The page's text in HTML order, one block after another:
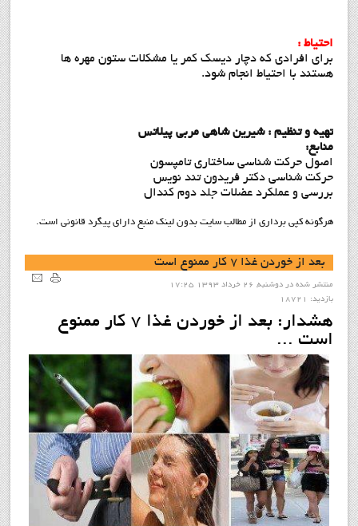
احتیاط :
برای افرادی که دچار دیسک کمر یا مشکلات ستون مهره ها
هستند با احتیاط انجام شود.
تهیه و تنظیم : شیرین شاهی مربي پيلاتس
منابع:
اصول حرکت شناسی ساختاری تامپسون
حرکت شناسی دکتر فریدون تند نویس
بررسی و عملکرد عضلات جلد دوم کندال
هرگونه کپي برداري از مطالب سايت بدون لينک منبع داراي پيگرد قانوني است.
بعد از خوردن غذا ۷ کار ممنوع است
منتشر شده در دوشنبه, 26 خرداد 1393 17:25
بازدید: 18721
هشدار: بعد از خوردن غذا ۷ کار ممنوع
است ...